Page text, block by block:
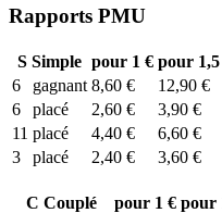
Rapports PMU
S Simple pour 1 € pour 1,5
6
gagnant 8,60 €
12,90 €
6
placé 2,60 €
3,90 €
11 placé 4,40 €
6,60 €
3
placé 2,40 € 3,60 €
C Couplé pour 1 € pour